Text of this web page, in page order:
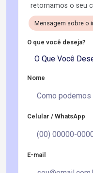
retornamos o seu
Mensagem sobre o
O que você deseja?
O Que Você
Nome
Celular / WhatsApp
E-mail